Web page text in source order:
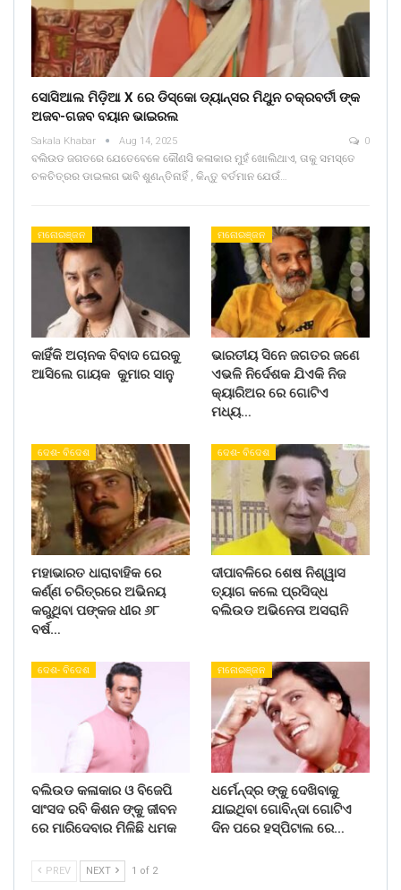
ସୋସିଆଲ ମିଡ଼ିଆ X ରେ ଡିସ୍କୋ ଡ୍ୟାନ୍ସର ମିଥୁନ ଚକ୍ରବର୍ତୀ ଙ୍କ
ଅଜବ-ଗଜବ ବୟାନ ଭାଇରଲ
Sakala Khabar Aug 14, 2025 0
ବଲିଉଡ ଜଗତରେ ଯେତେବେଳେ କୌଣସି କଳାକାର ମୁହଁ ଖୋଲିଥାଏ, ତାକୁ ସମସ୍ତେ
ଚଳଚିତ୍ରର ଡାଇଲଗ ଭାବି ଶୁଣନ୍ତିନାହିଁ , କିନ୍ତୁ ବର୍ତମାନ ଯେଉଁ…
ମନୋରଞ୍ଜନ
କାହିଁକି ଅଚାନକ ବିବାଦ ଘେରକୁ
ଆସିଲେ ଗାୟକ କୁମାର ସାନୁ
ମନୋରଞ୍ଜନ
ଭାରତୀୟ ସିନେ ଜଗତର ଜଣେ
ଏଭଳି ନିର୍ଦେଶକ ଯିଏକି ନିଜ
କ୍ୟାରିଅର ରେ ଗୋଟିଏ
ମଧ୍ୟ…
ଦେଶ- ବିଦେଶ
ମହାଭାରତ ଧାରାବାହିକ ରେ
କର୍ଣ୍ଣ ଚରିତ୍ରରେ ଅଭିନୟ
କରୁଥିବା ପଙ୍କଜ ଧୀର ୬୮
ବର୍ଷ…
ଦେଶ- ବିଦେଶ
ଦୀପାବଳିରେ ଶେଷ ନିଶ୍ୱାସ
ତ୍ୟାଗ କଲେ ପ୍ରସିଦ୍ଧ
ବଲିଉଡ ଅଭିନେତା ଅସରାନି
ଦେଶ- ବିଦେଶ
ବଲିଉଡ କଳାକାର ଓ ବିଜେପି
ସାଂସଦ ରବି କିଶନ ଙ୍କୁ ଜୀବନ
ରେ ମାରିଦେବାର ମିଳିଛି ଧମକ
ମନୋରଞ୍ଜନ
ଧର୍ମେନ୍ଦ୍ର ଙ୍କୁ ଦେଖିବାକୁ
ଯାଇଥିବା ଗୋବିନ୍ଦା ଗୋଟିଏ
ଦିନ ପରେ ହସ୍ପିଟାଲ ରେ…
PREV NEXT 1 of 2